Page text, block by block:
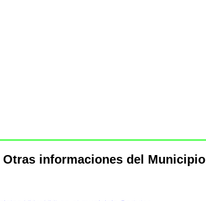
Otras informaciones del Municipio